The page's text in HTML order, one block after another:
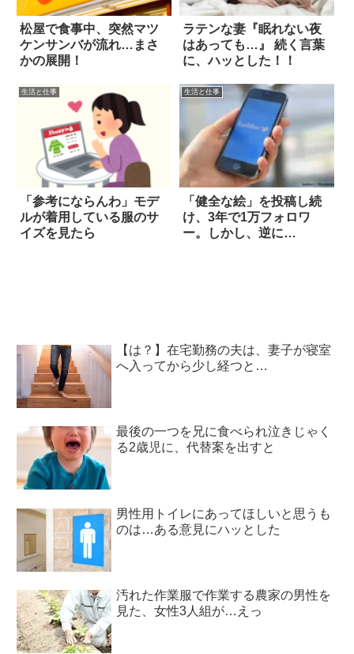
松屋で食事中、突然マツ
ケンサンバが流れ…まさ
かの展開！
ラテンな妻『眠れない夜
はあっても…』 続く言葉
に、ハッとした！！
生活と仕事
「参考にならんわ」モデ
ルが着用している服のサ
イズを見たら
生活と仕事
「健全な絵」を投稿し続
け、3年で1万フォロワ
ー。しかし、逆に…
【は？】在宅勤務の夫は、妻子が寝室
へ入ってから少し経つと…
最後の一つを兄に食べられ泣きじゃく
る2歳児に、代替案を出すと
男性用トイレにあってほしいと思うも
のは…ある意見にハッとした
汚れた作業服で作業する農家の男性を
見た、女性3人組が…えっ